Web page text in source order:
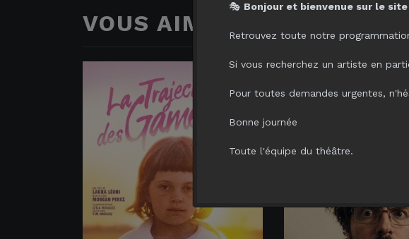
VOUS AIMERIEZ AUSSI...
🎭 Bonjour et bienvenue sur le
Retrouvez toute notre
Si vous recherchez un artiste en
Pour toutes demandes urgentes,
Bonne journée
Toute l'équipe du théâtre.